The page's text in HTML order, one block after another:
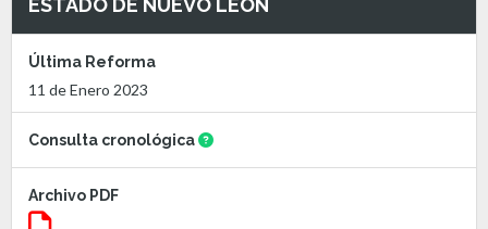
Última Reforma
11 de Enero 2023
Consulta cronológica
Archivo PDF